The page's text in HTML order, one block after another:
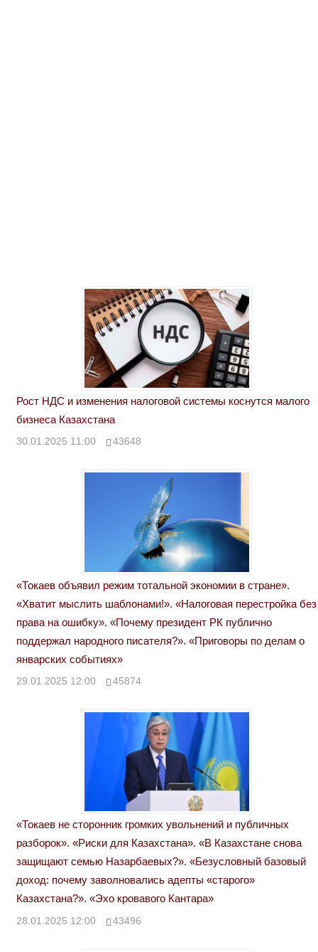
Рост НДС и изменения налоговой системы коснутся малого
бизнеса Казахстана
30.01.2025 11:00 43648
«Токаев объявил режим тотальной экономии в стране».
«Хватит мыслить шаблонами!». «Налоговая перестройка без
права на ошибку». «Почему президент РК публично
поддержал народного писателя?». «Приговоры по делам о
январских событиях»
29.01.2025 12:00 45874
«Токаев не сторонник громких увольнений и публичных
разборок». «Риски для Казахстана». «В Казахстане снова
защищают семью Назарбаевых?». «Безусловный базовый
доход: почему заволновались адепты «старого»
Казахстана?». «Эхо кровавого Кантара»
28.01.2025 12:00 43496